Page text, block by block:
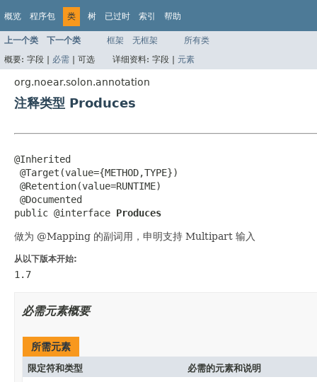
概览 程序包 类 树 已过时 索引 帮助
上一个类 下一个类 框架 无框架
所有类
概要: 字段 | 必需 | 可选 详细资料: 字段 | 元素
org.noear.solon.annotation
注释类型 Produces
@Inherited
@Target(value={METHOD,TYPE})
@Retention(value=RUNTIME)
@Documented
public @interface Produces
做为 @Mapping 的副词用，申明支持 Multipart 输入
从以下版本开始:
1.7
必需元素概要
所需元素
限定符和类型 必需的元素和说明